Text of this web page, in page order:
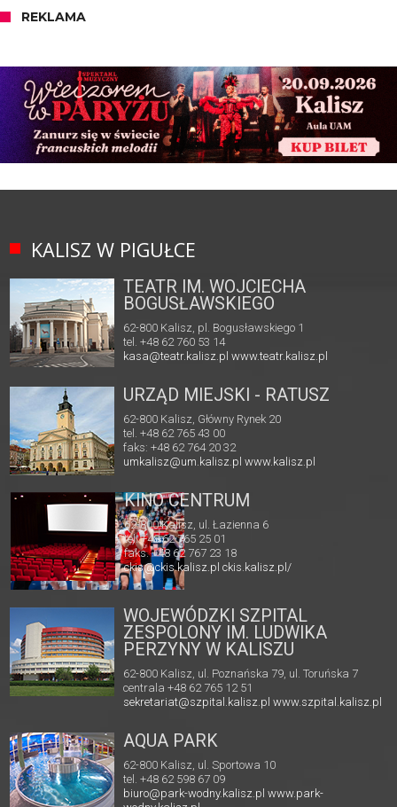
REKLAMA
KALISZ W PIGUŁCE
TEATR IM. WOJCIECHA
BOGUSŁAWSKIEGO
62-800 Kalisz, pl. Bogusławskiego 1
tel. +48 62 760 53 14
kasa@teatr.kalisz.pl www.teatr.kalisz.pl
URZĄD MIEJSKI - RATUSZ
62-800 Kalisz, Główny Rynek 20
tel. +48 62 765 43 00
faks: +48 62 764 20 32
umkalisz@um.kalisz.plwww.kalisz.pl
KINO CENTRUM
62-800 Kalisz, ul. Łazienna 6
tel. +48 62 765 25 01
faks. +48 62 767 23 18
ckis@ckis.kalisz.pl ckis.kalisz.pl/
WOJEWÓDZKI SZPITAL
ZESPOLONY IM. LUDWIKA
PERZYNY W KALISZU
62-800 Kalisz, ul. Poznańska 79, ul. Toruńska 7
centrala +48 62 765 12 51
sekretariat@szpital.kalisz.pl www.szpital.kalisz.pl
AQUA PARK
62-800 Kalisz, ul. Sportowa 10
tel. +48 62 598 67 09
biuro@park-wodny.kalisz.pl www.park-